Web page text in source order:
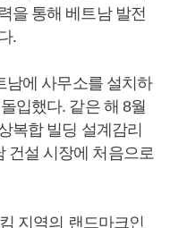
을 통해 베트남 발전
.
남에 사무소를 설치하
입했다. 같은 해 8월
복합 빌딩 설계감리
건설 시장에 처음으로
지역의 랜드마크인